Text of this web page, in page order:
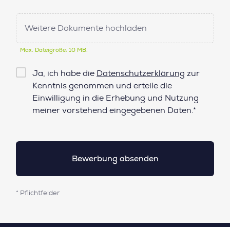
Weitere Dokumente hochladen
Max. Dateigröße: 10 MB.
Checkbox
Datenschutz*
Ja, ich habe die Datenschutzerklärung zur
Kenntnis genommen und erteile die
Einwilligung in die Erhebung und Nutzung
meiner vorstehend eingegebenen Daten.*
* Pflichtfelder